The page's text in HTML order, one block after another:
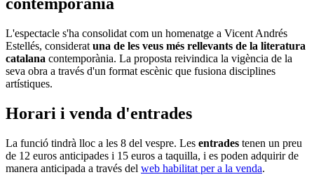
L'espectacle s'ha consolidat com un homenatge a Vicent Andrés
Estellés, considerat una de les veus més rellevants de la literatura
catalana contemporània. La proposta reivindica la vigència de la
seva obra a través d'un format escènic que fusiona disciplines
artístiques.
Horari i venda d'entrades
La funció tindrà lloc a les 8 del vespre. Les entrades tenen un preu
de 12 euros anticipades i 15 euros a taquilla, i es poden adquirir de
manera anticipada a través del web habilitat per a la venda.